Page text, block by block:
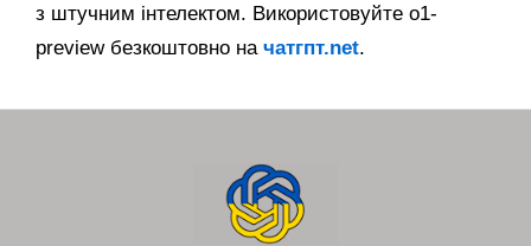
з штучним інтелектом. Використовуйте o1-
preview безкоштовно на чатгпт.net.